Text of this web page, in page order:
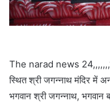
The narad news
स्थित श्री जगन्नाथ मंदिर में
भगवान श्री जगन्नाथ, भगवान